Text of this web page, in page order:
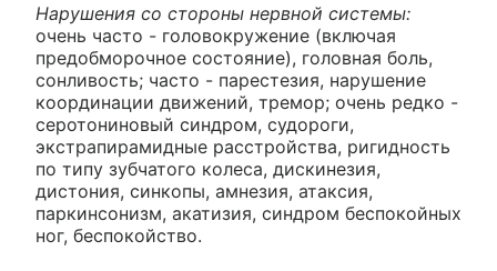
Нарушения со стороны нервной системы:
очень часто - головокружение (включая
предобморочное состояние), головная боль,
сонливость; часто - парестезия, нарушение
координации движений, тремор; очень редко -
серотониновый синдром, судороги,
экстрапирамидные расстройства, ригидность
по типу зубчатого колеса, дискинезия,
дистония, синкопы, амнезия, атаксия,
паркинсонизм, акатизия, синдром беспокойных
ног, беспокойство.